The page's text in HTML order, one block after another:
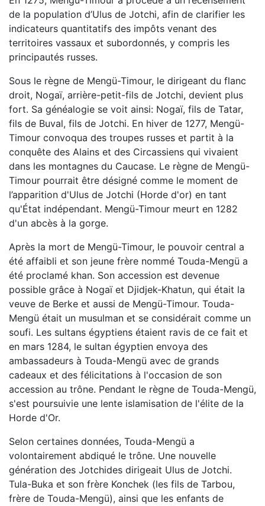
de la population d’Ulus de Jotchi, afin de clarifier les
indicateurs quantitatifs des impôts venant des
territoires vassaux et subordonnés, y compris les
principautés russes.
Sous le règne de Mengü-Timour, le dirigeant du flanc
droit, Nogaï, arrière-petit-fils de Jotchi, devient plus
fort. Sa généalogie se voit ainsi: Nogaï, fils de Tatar,
fils de Buval, fils de Jotchi. En hiver de 1277, Mengü-
Timour convoqua des troupes russes et partit à la
conquête des Alains et des Circassiens qui vivaient
dans les montagnes du Caucase. Le règne de Mengü-
Timour pourrait être désigné comme le moment de
l’apparition d'Ulus de Jotchi (Horde d'or) en tant
qu'État indépendant. Mengü-Timour meurt en 1282
d'un abcès à la gorge.
Après la mort de Mengü-Timour, le pouvoir central a
été affaibli et son jeune frère nommé Touda-Mengü a
été proclamé khan. Son accession est devenue
possible grâce à Nogaï et Djidjek-Khatun, qui était la
veuve de Berke et aussi de Mengü-Timour. Touda-
Mengü était un musulman et se considérait comme un
soufi. Les sultans égyptiens étaient ravis de ce fait et
en mars 1284, le sultan égyptien envoya des
ambassadeurs à Touda-Mengü avec de grands
cadeaux et des félicitations à l'occasion de son
accession au trône. Pendant le règne de Touda-Mengü,
s'est poursuivie une lente islamisation de l'élite de la
Horde d'Or.
Selon certaines données, Touda-Mengü a
volontairement abdiqué le trône. Une nouvelle
génération des Jotchides dirigeait Ulus de Jotchi.
Tula-Buka et son frère Konchek (les fils de Tarbou,
frère de Touda-Mengü), ainsi que les enfants de